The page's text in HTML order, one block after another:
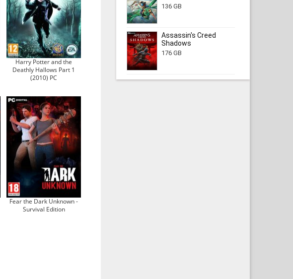
Harry Potter and the
Deathly Hallows Part 1
(2010) PC
Fear the Dark Unknown -
Survival Edition
136 GB
Assassin's Creed
Shadows
176 GB